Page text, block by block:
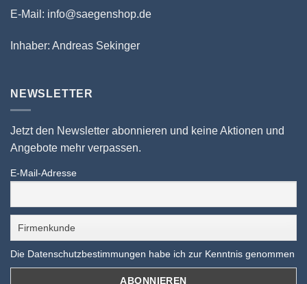
E-Mail: info@saegenshop.de
Inhaber: Andreas Sekinger
NEWSLETTER
Jetzt den Newsletter abonnieren und keine Aktionen und
Angebote mehr verpassen.
E-Mail-Adresse
Die Datenschutzbestimmungen habe ich zur Kenntnis genommen